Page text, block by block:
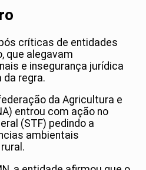
críticas de entidades
que alegavam
e insegurança jurídica
da regra.
da Agricultura e
entrou com ação no
(STF) pedindo a
ambientais